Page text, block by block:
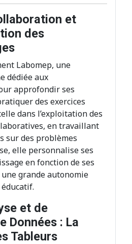
et
des
Labomep, une
dédiée aux
approfondir ses
des exercices
dans l’exploitation des
en travaillant
sur des problèmes
elle personnalise ses
en fonction de ses
grande autonomie
et de
Données : La
Tableurs